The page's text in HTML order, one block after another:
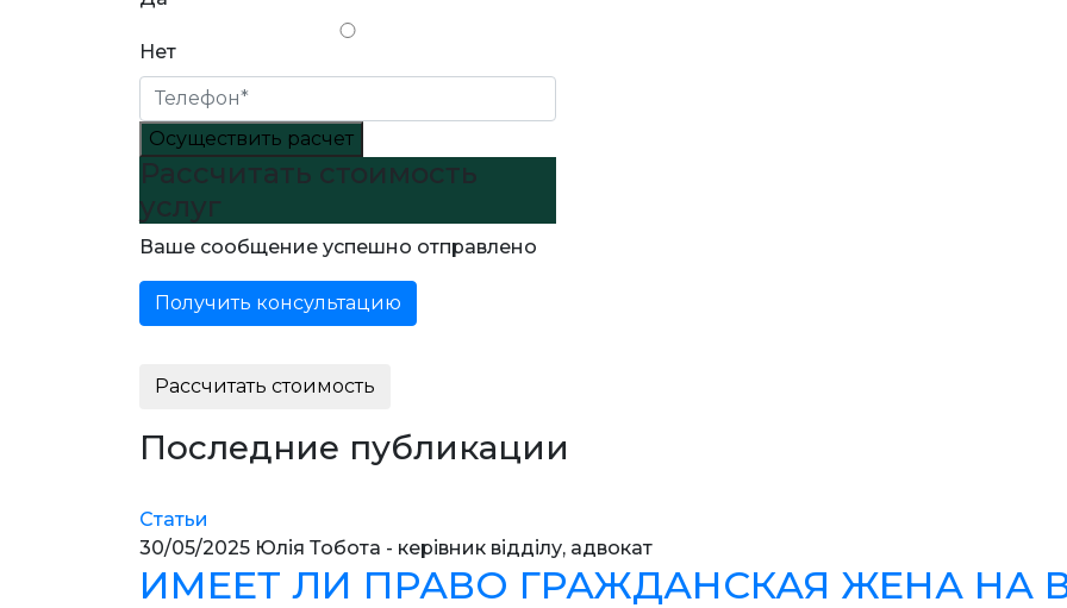
Нет
Осуществить расчет
Рассчитать стоимость
услуг
Ваше сообщение успешно отправлено
Получить консультацию
Рассчитать стоимость
Последние публикации
Статьи
30/05/2025 Юлія Тобота - керівник відділу, адвокат
ИМЕЕТ ЛИ ПРАВО ГРАЖДАНСКАЯ ЖЕНА НА